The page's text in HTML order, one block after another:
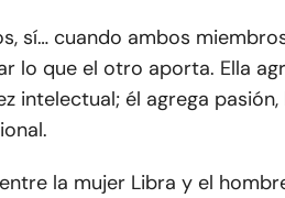
sí… cuando ambos
lo que el otro aporta. Ella
intelectual; él agrega
la mujer Libra y el